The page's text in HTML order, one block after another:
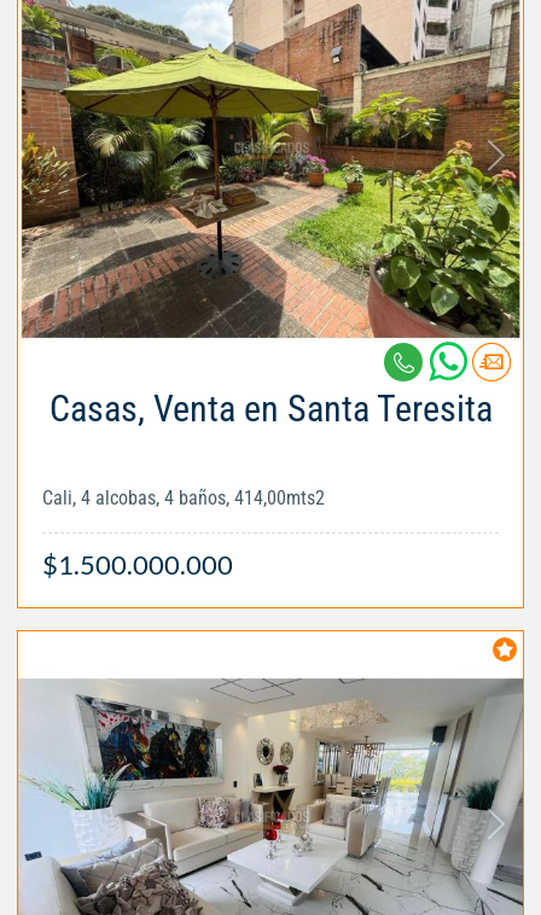
Casas, Venta en Santa Teresita
Cali, 4 alcobas, 4 baños, 414,00mts2
$1.500.000.000